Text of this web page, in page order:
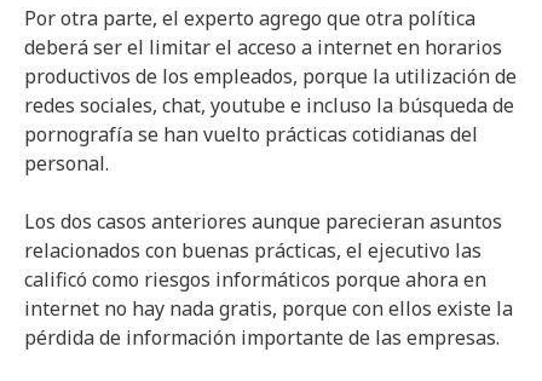
Por otra parte, el experto agrego que otra política
deberá ser el limitar el acceso a internet en horarios
productivos de los empleados, porque la utilización de
redes sociales, chat, youtube e incluso la búsqueda de
pornografía se han vuelto prácticas cotidianas del
personal.
Los dos casos anteriores aunque parecieran asuntos
relacionados con buenas prácticas, el ejecutivo las
calificó como riesgos informáticos porque ahora en
internet no hay nada gratis, porque con ellos existe la
pérdida de información importante de las empresas.